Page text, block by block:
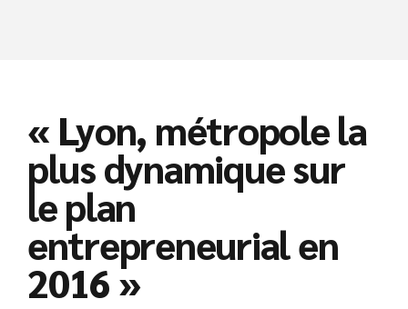
« Lyon, métropole la
plus dynamique sur
le plan
entrepreneurial en
2016 »